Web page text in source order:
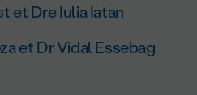
et Dre Iulia Iatan
et Dr Vidal Essebag